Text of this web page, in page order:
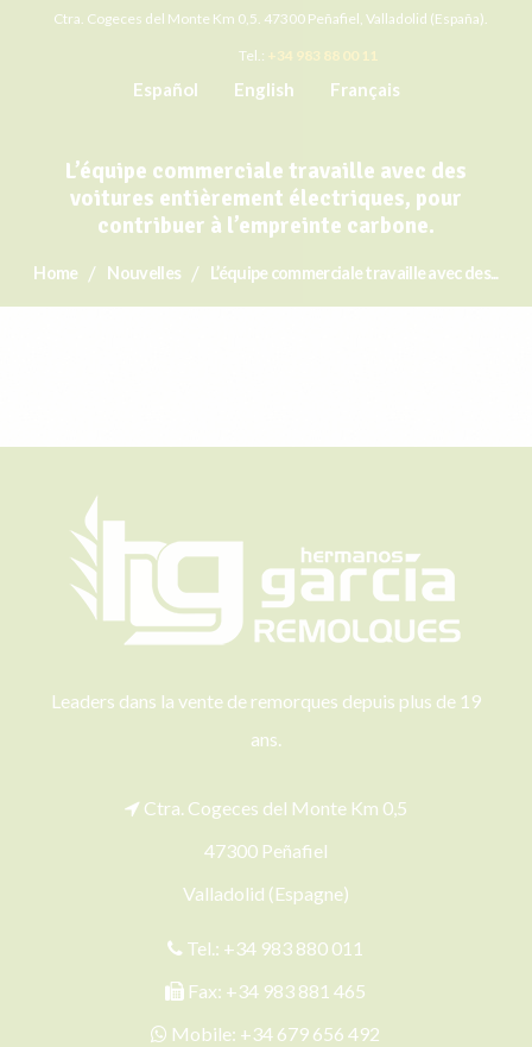
Ctra. Cogeces del Monte Km 0,5. 47300 Peñafiel, Valladolid (España).
Tel.: +34 983 88 00 11
Español English Français
L’équipe commerciale travaille avec des
voitures entièrement électriques, pour
contribuer à l’empreinte carbone.
Home Nouvelles L’équipe commerciale travaille avec des...
Leaders dans la vente de remorques depuis plus de 19
ans.
Ctra. Cogeces del Monte Km 0,5
47300 Peñafiel
Valladolid (Espagne)
Tel.: +34 983 880 011
Fax: +34 983 881 465
Mobile: +34 679 656 492